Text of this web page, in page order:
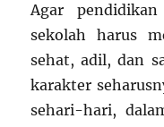
Agar
sekolah harus
sehat, adil, dan
karakter
sehari-hari,